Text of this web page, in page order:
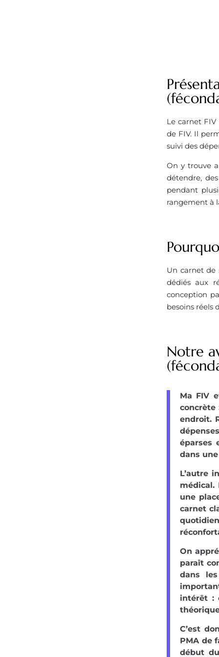
Le carnet
de FIV. Il
suivi des
On y trouve
détendre,
pendant
rangement à
Un carnet de
dédiés aux
conception
besoins réels
Notre
Ma FIV
concrète
endroit.
éparses
dans
L’autre
médical.
une
carnet
On
paraît
dans
intérêt :
C’est
PMA de
début